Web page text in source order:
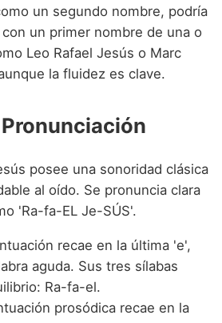
un segundo nombre, podría
un primer nombre de una o
Leo Rafael Jesús o Marc
la fluidez es clave.
posee una sonoridad clásica
al oído. Se pronuncia clara
'Ra-fa-EL Je-SÚS'.
recae en la última 'e',
aguda. Sus tres sílabas
Ra-fa-el.
prosódica recae en la